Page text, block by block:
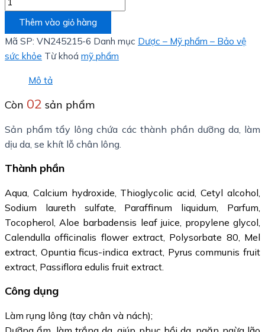
Thêm vào giỏ hàng
Mã SP: VN245215-6 Danh mục Dược – Mỹ phẩm – Bảo vệ
sức khỏe Từ khoá mỹ phẩm
Mô tả
Còn 02 sản phẩm
Sản phẩm tẩy lông chứa các thành phần dưỡng da, làm
dịu da, se khít lỗ chân lông.
Thành phần
Aqua, Calcium hydroxide, Thioglycolic acid, Cetyl alcohol,
Sodium laureth sulfate, Paraffinum liquidum, Parfum,
Tocopherol, Aloe barbadensis leaf juice, propylene glycol,
Calendulla officinalis flower extract, Polysorbate 80, Mel
extract, Opuntia ficus-indica extract, Pyrus communis fruit
extract, Passiflora edulis fruit extract.
Công dụng
Làm rụng lông (tay chân và nách);